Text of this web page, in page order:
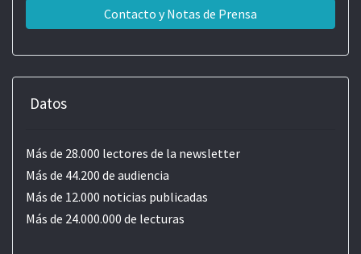
Contacto y Notas de Prensa
Datos
Más de 28.000 lectores de la newsletter
Más de 44.200 de audiencia
Más de 12.000 noticias publicadas
Más de 24.000.000 de lecturas